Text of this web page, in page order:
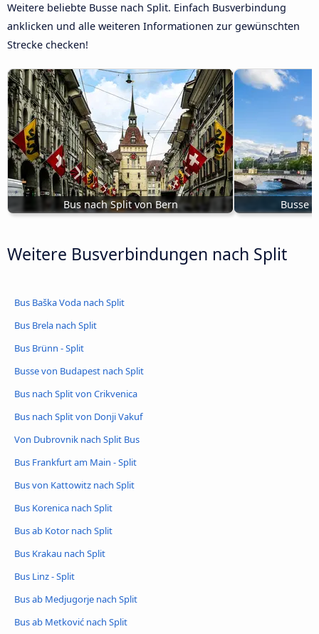
Weitere beliebte Busse nach Split. Einfach Busverbindung
anklicken und alle weiteren Informationen zur gewünschten
Strecke checken!
Bus nach Split von Bern Busse
Weitere Busverbindungen nach Split
Bus Baška Voda nach Split
Bus Brela nach Split
Bus Brünn - Split
Busse von Budapest nach Split
Bus nach Split von Crikvenica
Bus nach Split von Donji Vakuf
Von Dubrovnik nach Split Bus
Bus Frankfurt am Main - Split
Bus von Kattowitz nach Split
Bus Korenica nach Split
Bus ab Kotor nach Split
Bus Krakau nach Split
Bus Linz - Split
Bus ab Medjugorje nach Split
Bus ab Metković nach Split